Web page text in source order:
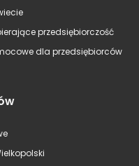
przedsiębiorczość
dla przedsiębiorców